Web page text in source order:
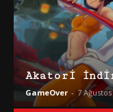
Akatori
GameOver - 7 Ağustos